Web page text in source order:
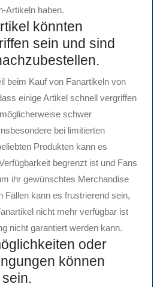
Artikeln haben.
könnten
sein und sind
beim Kauf von Fanartikeln von
einige Artikel schnell vergriffen
schwer
bei limitierten
Produkten kann es
begrenzt ist und Fans
ihr gewünschtes Merchandise
Fällen kann es frustrierend sein,
nicht mehr verfügbar ist
nicht garantiert werden kann.
oder
können